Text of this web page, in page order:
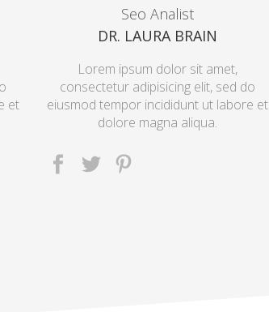
et
Seo Analist
DR. LAURA BRAIN
Lorem ipsum dolor sit amet,
consectetur adipisicing elit, sed do
eiusmod tempor incididunt ut labore et
dolore magna aliqua.